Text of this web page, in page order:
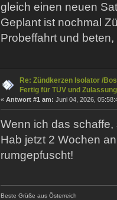
gleich einen neuen
Geplant ist nochmal
Probeffahrt und
Re: Zündkerzen Isolator /
Fertig für TÜV und Zulassung
« Antwort #1 am: Juni 04, 2026,
Wenn ich das
Hab jetzt 2 Wochen
rumgepfuscht!
Beste Grüße aus Österreich